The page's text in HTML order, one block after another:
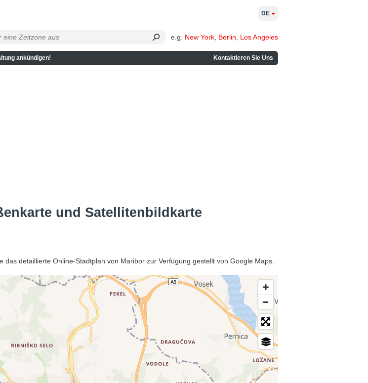
e.g. New York Berlin Los Angeles
ankündigen! Kontaktieren Sie Uns
DE
und Satellitenbildkarte
detaillierte Online-Stadtplan von Maribor zur Verfügung gestellt von Google Maps.